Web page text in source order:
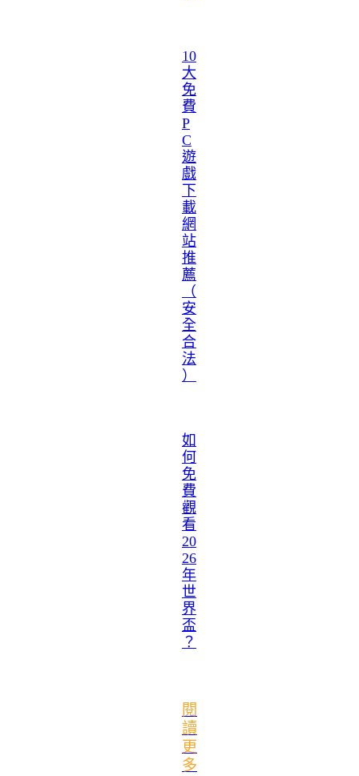
10
大
免
費
P
C
遊
戲
下
載
網
站
推
薦
（
安
全
合
法
）
如
何
免
費
觀
看
20
26
年
世
界
盃
？
閱
讀
更
多